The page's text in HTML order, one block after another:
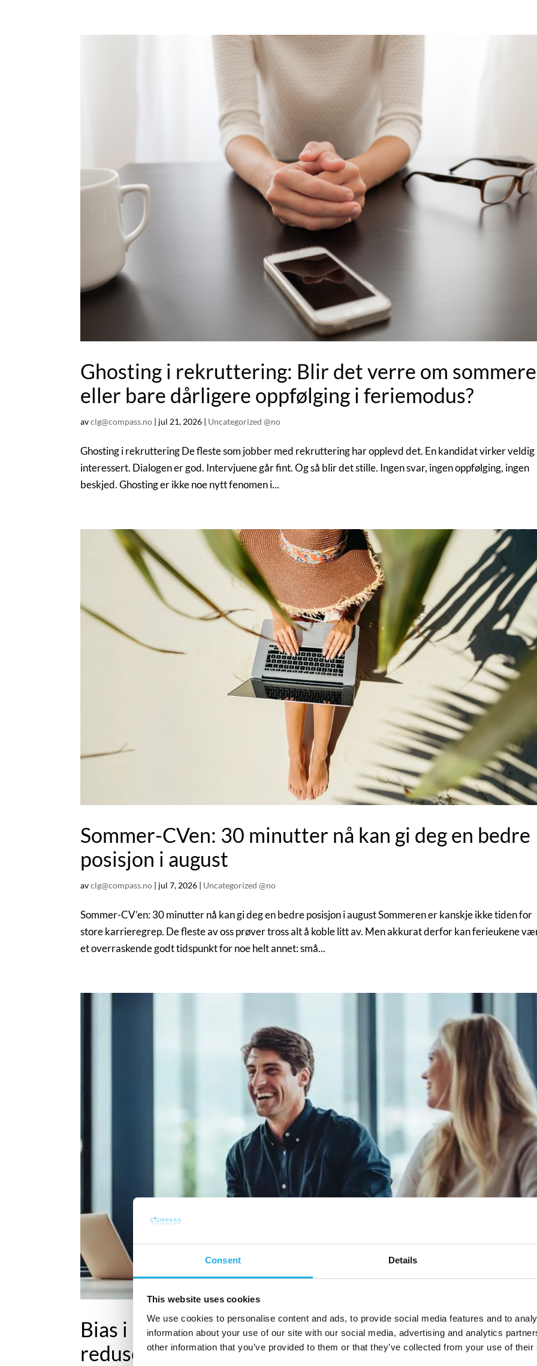
Consent Details
This website uses cookies
We use cookies to personalise content and ads, to provide social media features and to
information about your use of our site with our social media, advertising and analytics
other information that you’ve provided to them or that they’ve collected from your use of
Ghosting i rekruttering: Blir det verre om
eller bare dårligere oppfølging i feriemodus?
avclg@compass.no | jul 21, 2026 | Uncategorized @no
Ghosting i rekruttering De fleste som jobber med rekruttering har opplevd det. En kandidat virker veldig
interessert. Dialogen er god. Intervjuene går fint. Og så blir det stille. Ingen svar, ingen oppfølging, ingen
beskjed. Ghosting er ikke noe nytt fenomen i...
Sommer-CVen: 30 minutter nå kan gi deg en bedre
posisjon i august
avclg@compass.no | jul 7, 2026 | Uncategorized @no
Sommer-CV’en: 30 minutter nå kan gi deg en bedre posisjon i august Sommeren er kanskje ikke tiden for
store karrieregrep. De fleste av oss prøver tross alt å koble litt av. Men akkurat derfor kan ferieukene
et overraskende godt tidspunkt for noe helt annet: små...
Bias i rekruttering: hva det er og hvordan man kan
redusere det